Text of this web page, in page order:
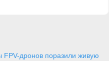
FPV-дронов поразили живую